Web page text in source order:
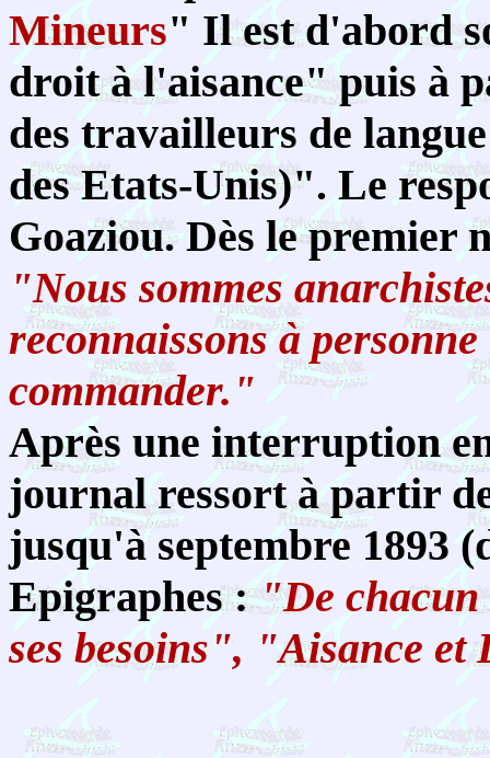
Mineurs" Il est d'abord
droit à l'aisance" puis à
des travailleurs de
des Etats-Unis)". Le
Goaziou. Dès le premier
"Nous sommes
reconnaissons à
commander."
Après une interruption
journal ressort à partir
jusqu'àseptembre 1893
Epigraphes :"De chacun
ses besoins", "Aisance et